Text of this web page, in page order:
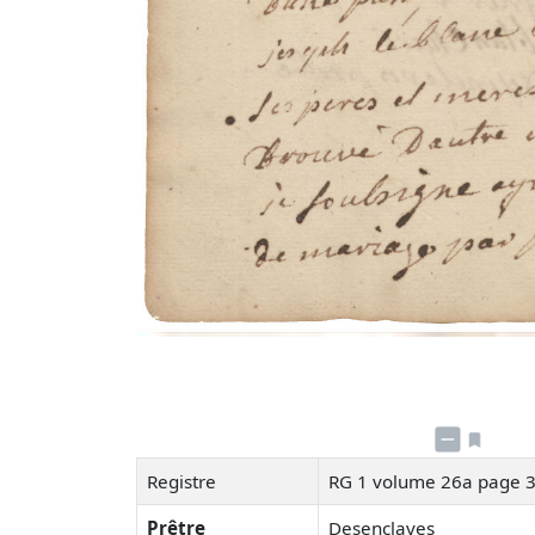
Registre
RG 1 volume 26a page
Prêtre
Desenclaves